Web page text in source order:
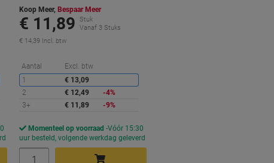
Korting
Koop Meer, Bespaar Meer
€ 11,89
Stuk
Vanaf 3 Stuks
€ 14,39 Incl. btw
Aantal Excl. btw
1
€ 13,09
2
€ 12,49
-4%
3+
€ 11,89 -9%
Momenteel op voorraad Vóór 15:30
uur besteld, volgende werkdag geleverd